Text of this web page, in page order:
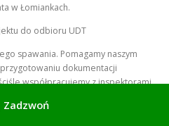
w Łomiankach.
do odbioru UDT
spawania. Pomagamy naszym
dokumentacji
współpracujemy z inspektorami
bezproblemowy odbiór
Zadzwoń